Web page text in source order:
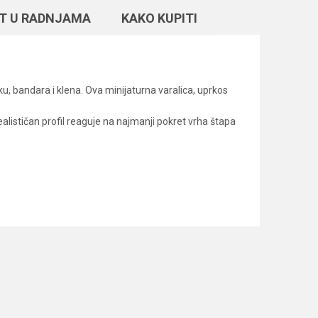
U RADNJAMA KAKO KUPITI
bandara i klena. Ova minijaturna varalica, uprkos
profil reaguje na najmanji pokret vrha štapa